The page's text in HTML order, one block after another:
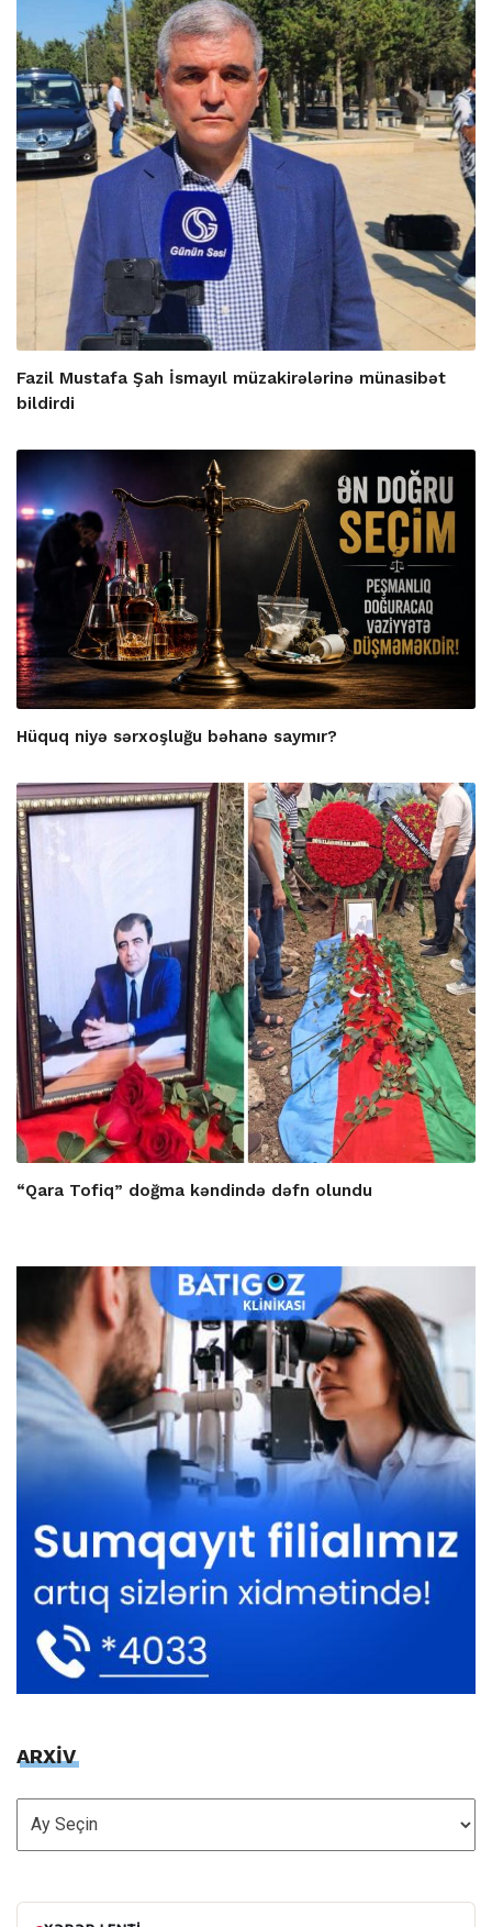
Fazil Mustafa Şah İsmayıl müzakirələrinə münasibət
bildirdi
Hüquq niyə sərxoşluğu bəhanə saymır?
“Qara Tofiq” doğma kəndində dəfn olundu
ARXİV
ARXİV